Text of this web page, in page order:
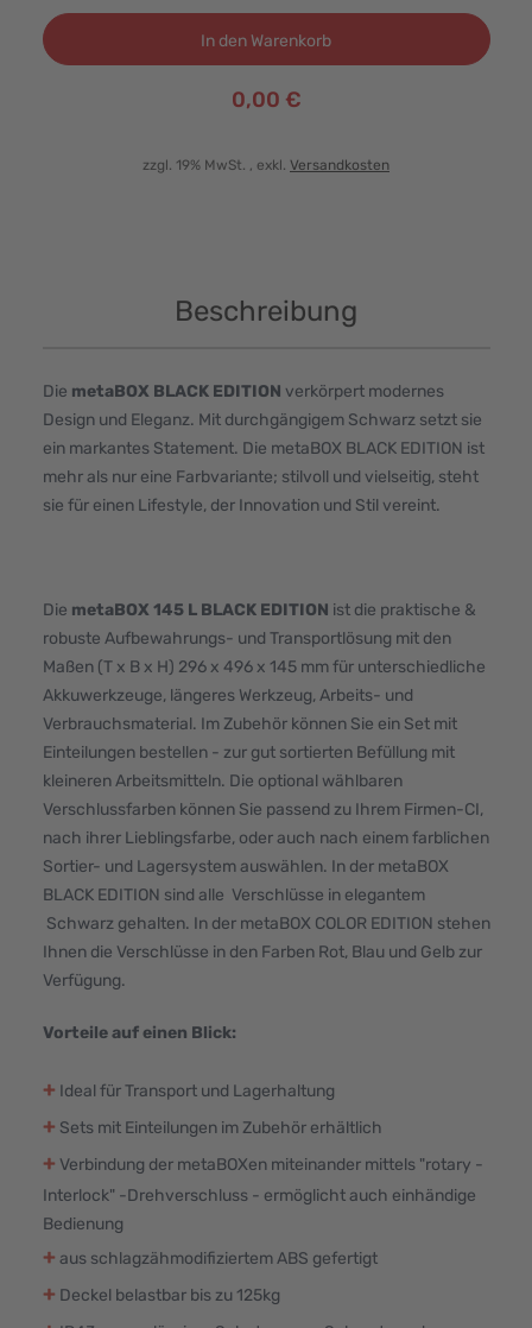
In den Warenkorb
0,00 €
zzgl. 19% MwSt. , exkl. Versandkosten
Beschreibung
Die metaBOX BLACK EDITION verkörpert modernes
Design und Eleganz. Mit durchgängigem Schwarz setzt sie
ein markantes Statement. Die metaBOX BLACK EDITION ist
mehr als nur eine Farbvariante; stilvoll und vielseitig, steht
sie für einen Lifestyle, der Innovation und Stil vereint.
Die metaBOX 145 L BLACK EDITION ist die praktische &
robuste Aufbewahrungs- und Transportlösung mit den
Maßen (T x B x H) 296 x 496 x 145 mm für unterschiedliche
Akkuwerkzeuge, längeres Werkzeug, Arbeits- und
Verbrauchsmaterial. Im Zubehör können Sie ein Set mit
Einteilungen bestellen - zur gut sortierten Befüllung mit
kleineren Arbeitsmitteln. Die optional wählbaren
Verschlussfarben können Sie passend zu Ihrem Firmen-CI,
nach ihrer Lieblingsfarbe, oder auch nach einem farblichen
Sortier- und Lagersystem auswählen. In der metaBOX
BLACK EDITION sind alle Verschlüsse in elegantem
Schwarz gehalten. In der metaBOX COLOR EDITION stehen
Ihnen die Verschlüsse in den Farben Rot, Blau und Gelb zur
Verfügung.
Vorteile auf einen Blick:
+ Ideal für Transport und Lagerhaltung
+ Sets mit Einteilungen im Zubehör erhältlich
+ Verbindung der metaBOXen miteinander mittels "rotary -
Interlock" -Drehverschluss - ermöglicht auch einhändige
Bedienung
+ aus schlagzähmodifiziertem ABS gefertigt
+ Deckel belastbar bis zu 125kg